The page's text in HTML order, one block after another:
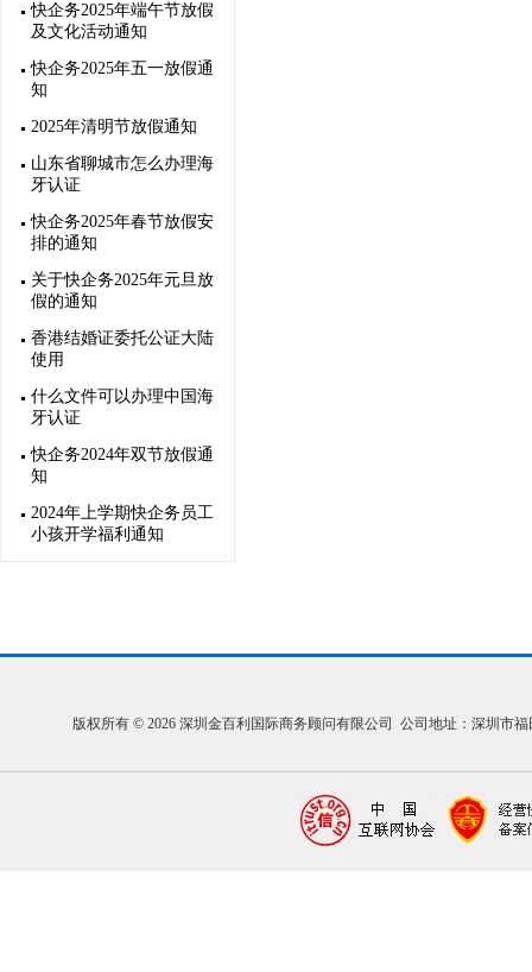
快企务2025年端午节放假
及文化活动通知
快企务2025年五一放假通
知
2025年清明节放假通知
山东省聊城市怎么办理海
牙认证
快企务2025年春节放假安
排的通知
关于快企务2025年元旦放
假的通知
香港结婚证委托公证大陆
使用
什么文件可以办理中国海
牙认证
快企务2024年双节放假通
知
2024年上学期快企务员工
小孩开学福利通知
版权所有 © 2026 深圳金百利国际商务顾问有限公司 公司地址：深圳市